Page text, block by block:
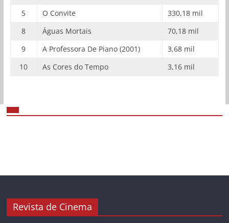
5 O Convite
330,18 mil
8
Águas Mortais
70,18 mil
9
A Professora De Piano (2001)
3,68 mil
10
As Cores do Tempo 3,16 mil
Revista de Cinema